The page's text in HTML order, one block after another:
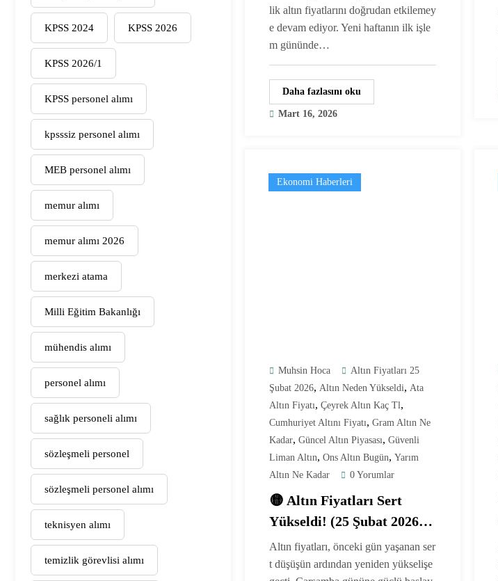
KPSS 2024 KPSS 2026
KPSS 2026/1
KPSS personel alımı
kpsssiz personel alımı
MEB personel alımı
memur alımı
memur alımı 2026
merkezi atama
Milli Eğitim Bakanlığı
mühendis alımı
personel alımı
sağlık personeli alımı
sözleşmeli personel
sözleşmeli personel alımı
teknisyen alımı
temizlik görevlisi alımı
lik altın fiyatlarını doğrudan etkilemey
e devam ediyor. Yeni haftanın ilk işle
m gününde…
Daha fazlasını oku
Mart 16, 2026
Ekonomi Haberleri
Muhsin Hoca
Altın Fiyatları 25
Şubat 2026, Altın Neden Yükseldi, Ata
Altın Fiyatı, Çeyrek Altın Kaç Tl ,
Cumhuriyet Altını Fiyatı, Gram Altın Ne
Kadar, Güncel Altın Piyasası, Güvenli
Liman Altın, Ons Altın Bugün, Yarım
Altın Ne Kadar
0 Yorumlar
🟡 Altın Fiyatları Sert
Yükseldi! (25 Şubat 2026
Güncel Gram ve Çeyrek
Altın)
Altın fiyatları, önceki gün yaşanan ser
t düşüşün ardından yeniden yükselişe